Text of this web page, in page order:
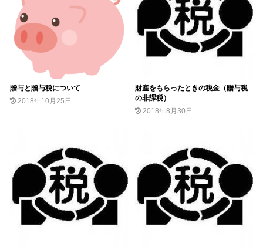
贈与と贈与税について
2018年10月25日
財産をもらったときの税金（贈与税
の非課税）
2018年8月30日